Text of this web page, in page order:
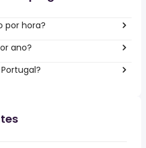
por hora?
ano?